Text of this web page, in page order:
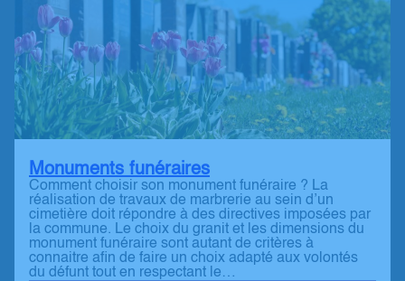
Monuments funéraires
Comment choisir son monument funéraire ? La
réalisation de travaux de marbrerie au sein d’un
cimetière doit répondre à des directives imposées par
la commune. Le choix du granit et les dimensions du
monument funéraire sont autant de critères à
connaitre afin de faire un choix adapté aux volontés
du défunt tout en respectant le…